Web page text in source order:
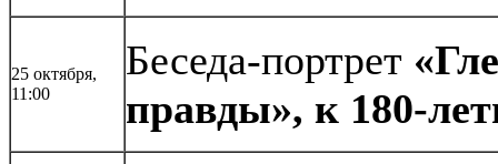
25 октября,
11:00
Беседа-портрет
правды», к 180-